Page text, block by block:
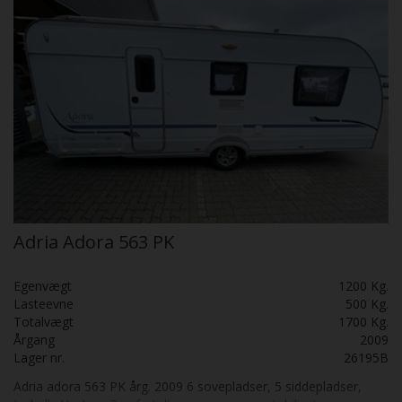
Adria Adora 563 PK
Egenvægt
1200 Kg.
Lasteevne
500 Kg.
Totalvægt
1700 Kg.
Årgang
2009
Lager nr.
26195B
Adria adora 563 PK årg. 2009 6 sovepladser, 5 siddepladser,